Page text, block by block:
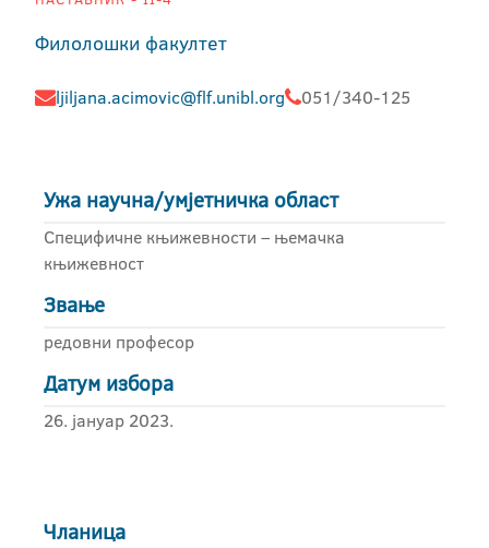
Филолошки факултет
ljiljana.acimovic@flf.unibl.org 051/340-125
Ужа научна/умјетничка област
Специфичне књижевности – њемачка
књижевност
Звање
редовни професор
Датум избора
26. јануар 2023.
Чланица